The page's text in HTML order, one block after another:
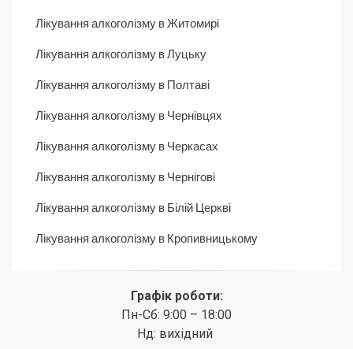
Лікування алкоголізму в Житомирі
Лікування алкоголізму в Луцьку
Лікування алкоголізму в Полтаві
Лікування алкоголізму в Чернівцях
Лікування алкоголізму в Черкасах
Лікування алкоголізму в Чернігові
Лікування алкоголізму в Білій Церкві
Лікування алкоголізму в Кропивницькому
Графік роботи:
Пн-Сб: 9:00 – 18:00
Нд: вихідний